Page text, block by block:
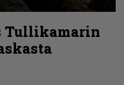
Tullikamarin